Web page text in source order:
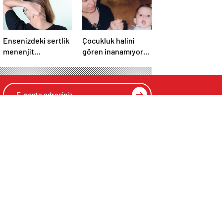
Ensenizdeki sertlik
menenjit
olabilir
Çocukluk halini
gören inanamıyor!
Türkiye’nin en
başarılı
oyuncularından…